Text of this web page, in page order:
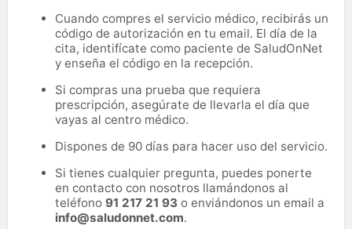
Cuando compres el servicio médico, recibirás un
código de autorización en tu email. El día de la
cita, identifícate como paciente de SaludOnNet
y enseña el código en la recepción.
Si compras una prueba que requiera
prescripción, asegúrate de llevarla el día que
vayas al centro médico.
Dispones de 90 días para hacer uso del servicio.
Si tienes cualquier pregunta, puedes ponerte
en contacto con nosotros llamándonos al
teléfono 91 217 21 93 o enviándonos un email a
info@saludonnet.com.